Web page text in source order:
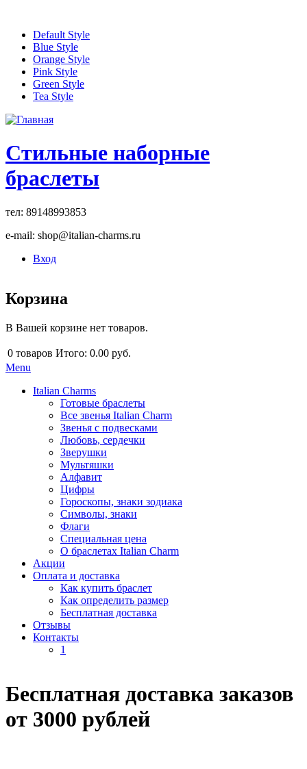
Default Style
Blue Style
Orange Style
Pink Style
Green Style
Tea Style
Стильные наборные
браслеты
тел: 89148993853
e-mail: shop@italian-charms.ru
Вход
Корзина
В Вашей корзине нет товаров.
0 товаров Итого: 0.00 руб.
Menu
Italian Charms
Готовые браслеты
Все звенья Italian Charm
Звенья с подвесками
Любовь, сердечки
Зверушки
Мультяшки
Алфавит
Цифры
Гороскопы, знаки зодиака
Символы, знаки
Флаги
Специальная цена
О браслетах Italian Charm
Акции
Оплата и доставка
Как купить браслет
Как определить размер
Бесплатная доставка
Отзывы
Контакты
1
Бесплатная доставка заказов
от 3000 рублей